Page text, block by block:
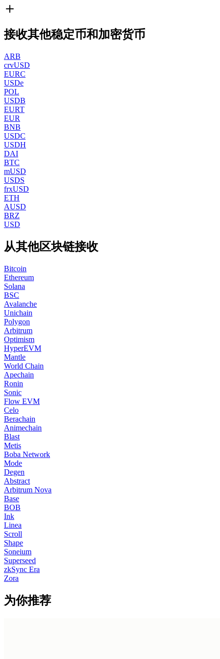
接收其他稳定币和加密货币
ARB
crvUSD
EURC
USDe
POL
USDB
EURT
EUR
BNB
USDC
USDH
DAI
BTC
mUSD
USDS
frxUSD
ETH
AUSD
BRZ
USD
从其他区块链接收
Bitcoin
Ethereum
Solana
BSC
Avalanche
Unichain
Polygon
Arbitrum
Optimism
HyperEVM
Mantle
World Chain
Apechain
Ronin
Sonic
Flow EVM
Celo
Berachain
Animechain
Blast
Metis
Boba Network
Mode
Degen
Abstract
Arbitrum Nova
Base
BOB
Ink
Linea
Scroll
Shape
Soneium
Superseed
zkSync Era
Zora
为你推荐